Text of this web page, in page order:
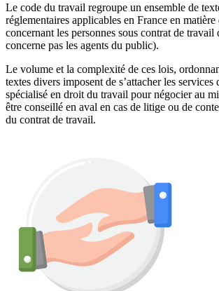
Le code du travail regroupe un ensemble de
réglementaires applicables en France en
concernant les personnes sous contrat de
concerne pas les agents du public).
Le volume et la complexité de ces lois,
textes divers imposent de s’attacher les services
spécialisé en droit du travail pour négocier au
être conseillé en aval en cas de litige ou de
du contrat de travail.